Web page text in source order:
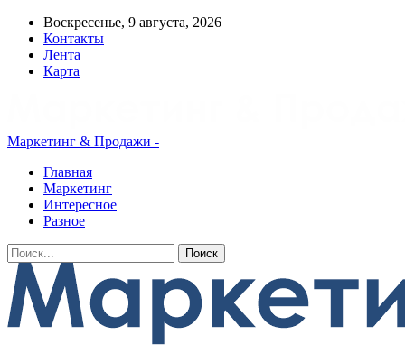
Воскресенье, 9 августа, 2026
Контакты
Лента
Карта
Маркетинг & Продажи -
Главная
Маркетинг
Интересное
Разное